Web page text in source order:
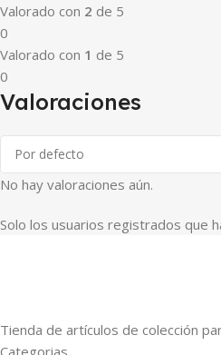
Valorado con 2 de 5
0
Valorado con 1 de 5
0
Valoraciones
No hay valoraciones aún.
Solo los usuarios registrados que
Tienda de artículos de colección
Categorias